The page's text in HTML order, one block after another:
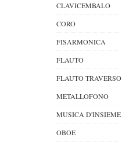
CLAVICEMBALO
CORO
FISARMONICA
FLAUTO
FLAUTO TRAVERSO
METALLOFONO
MUSICA D'INSIEME
OBOE